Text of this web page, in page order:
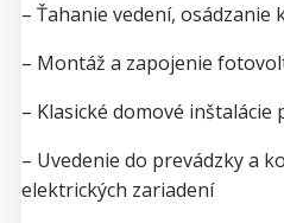
– Ťahanie vedení, osádzanie
– Montáž a zapojenie
– Klasické domové inštalácie
– Uvedenie do prevádzky a
elektrických zariadení